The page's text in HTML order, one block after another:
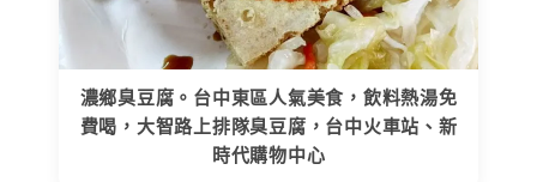
濃鄉臭豆腐。台中東區人氣美食，飲料熱湯免
費喝，大智路上排隊臭豆腐，台中火車站、新
時代購物中心